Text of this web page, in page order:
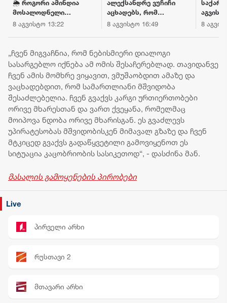
ალექსანდრე ვუჩიჩი
აცხადებს, რომ
ევროპაში ყველას
ბალკანეთის
ქვეყნების
ევროინტეგრაცია
8 აგვისტო 16:49
საქართველოში 9-11
აგვისტოს
მოსალოდნელია
ძლიერი
8 აგვისტო 15:26
ოლქში
8
„ჩვენ მიგვაჩნია, რომ ნებისმიერი დიალოგი
სასარგებლო იქნება ამ ომის შესაჩერებლად. თავიდანვე
ჩვენ ამის მომხრე ვიყავით, ვმუშაობდით ამაზე და
ვაცხადებდით, რომ სამართლიანი მშვიდობა
შესაძლებელია. ჩვენ გვაქვს კარგი ურთიერთობები
ორივე მხარესთან და ვართ ქვეყანა, რომელმაც
მოიპოვა ნდობა ორივე მხარისგან. ეს გვაძლევს
უპირატესობას მშვიდობისკენ მიმავალ გზაზე და ჩვენ
მტკიცედ გვაქვს გადაწყვეტილი გამოვიყენოთ ეს
სიტუაცია კაცობრიობის სასიკეთოდ“, - დასძინა მან.
მასალის გამოყენების პირობები
Live
პირველი არხი
რუსთავი 2
მთავარი არხი